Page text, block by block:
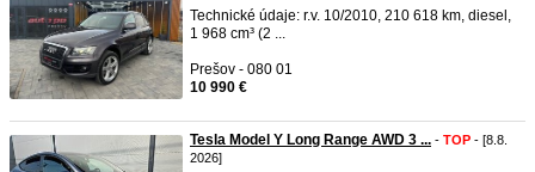
Technické údaje: r.v. 10/2010, 210 618 km, diesel,
1 968 cm³ (2 ...
Prešov - 080 01
10 990 €
Tesla Model Y Long Range AWD 3 ... - TOP - [8.8.
2026]